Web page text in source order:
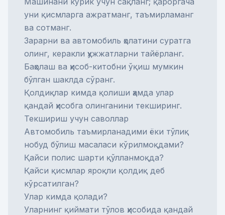
уни қисмларга ажратманг, таъмирламанг
ва сотманг.
Зарарни ва автомобиль ҳолатини суратга
олинг, керакли ҳужжатларни тайёрланг.
Баҳолаш ва ҳисоб-китобни ўқиш мумкин
бўлган шаклда сўранг.
Қолдиқлар кимда қолиши ҳамда улар
қандай ҳисобга олинганини текширинг.
Текшириш учун саволлар
Автомобиль таъмирланадими ёки тўлиқ
нобуд бўлиш масаласи кўрилмоқдами?
Қайси полис шарти қўлланмоқда?
Қайси қисмлар яроқли қолдиқ деб
кўрсатилган?
Улар кимда қолади?
Уларнинг қиймати тўлов ҳисобида қандай